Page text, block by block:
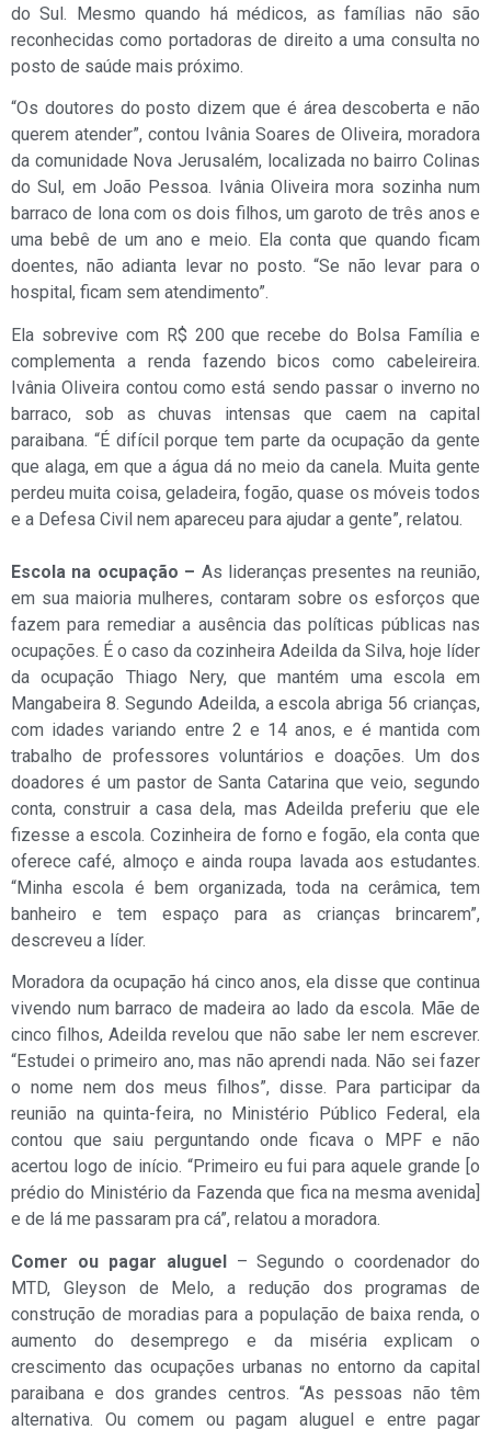
do Sul. Mesmo quando há médicos, as famílias não são
reconhecidas como portadoras de direito a uma consulta no
posto de saúde mais próximo.
“Os doutores do posto dizem que é área descoberta e não
querem atender”, contou Ivânia Soares de Oliveira, moradora
da comunidade Nova Jerusalém, localizada no bairro Colinas
do Sul, em João Pessoa. Ivânia Oliveira mora sozinha num
barraco de lona com os dois filhos, um garoto de três anos e
uma bebê de um ano e meio. Ela conta que quando ficam
doentes, não adianta levar no posto. “Se não levar para o
hospital, ficam sem atendimento”.
Ela sobrevive com R$ 200 que recebe do Bolsa Família e
complementa a renda fazendo bicos como cabeleireira.
Ivânia Oliveira contou como está sendo passar o inverno no
barraco, sob as chuvas intensas que caem na capital
paraibana. “É difícil porque tem parte da ocupação da gente
que alaga, em que a água dá no meio da canela. Muita gente
perdeu muita coisa, geladeira, fogão, quase os móveis todos
e a Defesa Civil nem apareceu para ajudar a gente”, relatou.
Escola na ocupação – As lideranças presentes na reunião,
em sua maioria mulheres, contaram sobre os esforços que
fazem para remediar a ausência das políticas públicas nas
ocupações. É o caso da cozinheira Adeilda da Silva, hoje líder
da ocupação Thiago Nery, que mantém uma escola em
Mangabeira 8. Segundo Adeilda, a escola abriga 56 crianças,
com idades variando entre 2 e 14 anos, e é mantida com
trabalho de professores voluntários e doações. Um dos
doadores é um pastor de Santa Catarina que veio, segundo
conta, construir a casa dela, mas Adeilda preferiu que ele
fizesse a escola. Cozinheira de forno e fogão, ela conta que
oferece café, almoço e ainda roupa lavada aos estudantes.
“Minha escola é bem organizada, toda na cerâmica, tem
banheiro e tem espaço para as crianças brincarem”,
descreveu a líder.
Moradora da ocupação há cinco anos, ela disse que continua
vivendo num barraco de madeira ao lado da escola. Mãe de
cinco filhos, Adeilda revelou que não sabe ler nem escrever.
“Estudei o primeiro ano, mas não aprendi nada. Não sei fazer
o nome nem dos meus filhos”, disse. Para participar da
reunião na quinta-feira, no Ministério Público Federal, ela
contou que saiu perguntando onde ficava o MPF e não
acertou logo de início. “Primeiro eu fui para aquele grande [o
prédio do Ministério da Fazenda que fica na mesma avenida]
e de lá me passaram pra cá”, relatou a moradora.
Comer ou pagar aluguel – Segundo o coordenador do
MTD, Gleyson de Melo, a redução dos programas de
construção de moradias para a população de baixa renda, o
aumento do desemprego e da miséria explicam o
crescimento das ocupações urbanas no entorno da capital
paraibana e dos grandes centros. “As pessoas não têm
alternativa. Ou comem ou pagam aluguel e entre pagar